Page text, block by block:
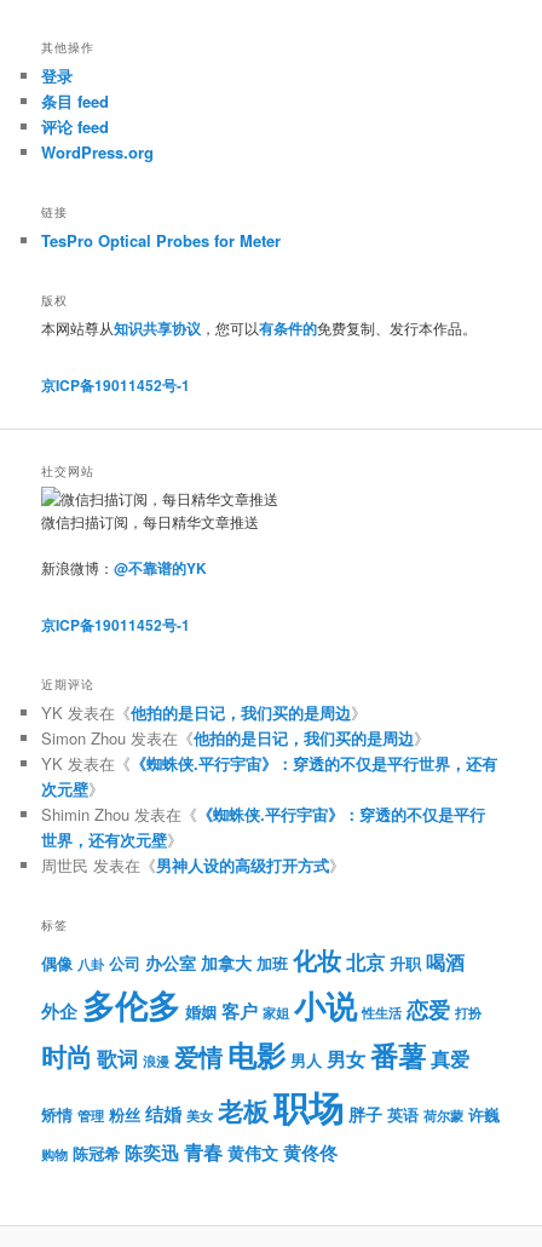
其他操作
登录
条目 feed
评论 feed
WordPress.org
链接
TesPro Optical Probes for Meter
版权
本网站尊从知识共享协议 ，您可以有条件的免费复制、发行本作品。
京ICP备19011452号-1
社交网站
微信扫描订阅，每日精华文章推送
新浪微博：@不靠谱的YK
京ICP备19011452号-1
近期评论
YK 发表在《他拍的是日记，我们买的是周边》
Simon Zhou 发表在《他拍的是日记，我们买的是周边》
YK 发表在《 《蜘蛛侠.平行宇宙》：穿透的不仅是平行世界，还有
次元壁》
Shimin Zhou 发表在《 《蜘蛛侠.平行宇宙》：穿透的不仅是平行
世界，还有次元壁》
周世民 发表在《男神人设的高级打开方式》
标签
偶像 八卦 公司 办公室 加拿大 加班 化妆北京 升职 喝酒
外企 多伦多 婚姻 客户 家姐 小说 性生活 恋爱 打扮
时尚 歌词 浪漫 爱情电影 男人 男女番薯真爱
矫情 管理 粉丝 结婚 美女 老板职场 胖子 英语 荷尔蒙 许巍
购物 陈冠希 陈奕迅 青春 黄伟文 黄佟佟